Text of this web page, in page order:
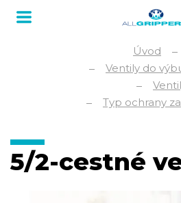
Úvod
Ventily do
Typ ochrany
5/2-cestné